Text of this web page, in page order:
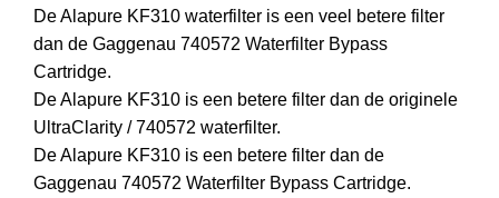
De Alapure KF310 waterfilter is een veel betere filter
dan de Gaggenau 740572 Waterfilter Bypass
Cartridge.
De Alapure KF310 is een betere filter dan de originele
UltraClarity / 740572 waterfilter.
De Alapure KF310 is een betere filter dan de
Gaggenau 740572 Waterfilter Bypass Cartridge.